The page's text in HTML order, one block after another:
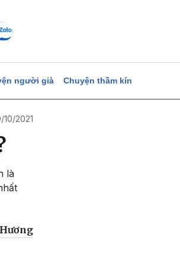
người già Chuyện thầm kín
2021
là